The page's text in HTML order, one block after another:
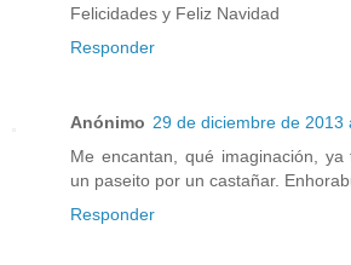
Felicidades y Feliz Navidad
Responder
Anónimo 29 de diciembre de 2013
Me encantan, qué imaginación,
un paseito por un castañar.
Responder